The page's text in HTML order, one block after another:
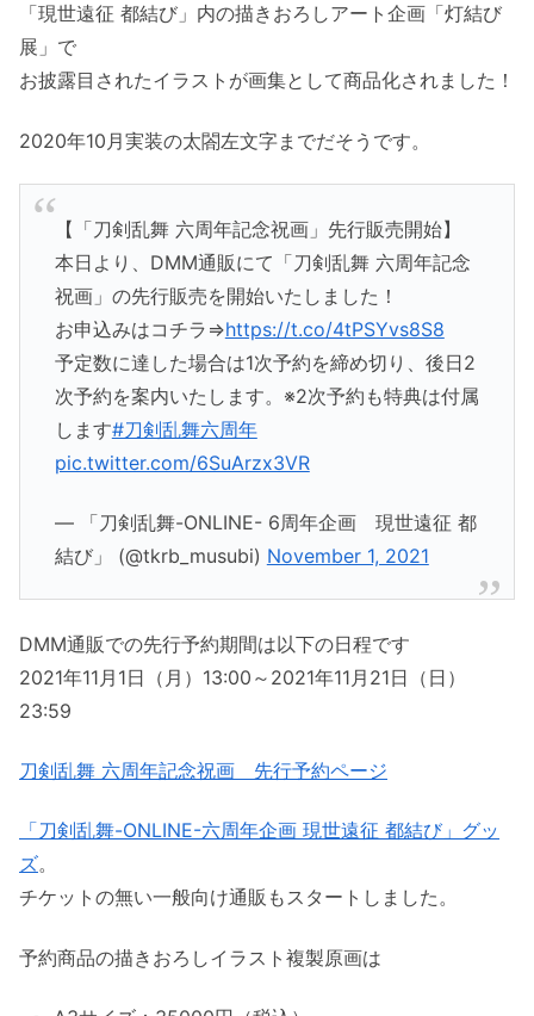
「現世遠征 都結び」内の描きおろしアート企画「灯結び
展」で
お披露目されたイラストが画集として商品化されました！
2020年10月実装の太閤左文字までだそうです。
【「刀剣乱舞 六周年記念祝画」先行販売開始】
本日より、DMM通販にて「刀剣乱舞 六周年記念
祝画」の先行販売を開始いたしました！
お申込みはコチラ⇒https://t.co/4tPSYvs8S8
予定数に達した場合は1次予約を締め切り、後日2
次予約を案内いたします。※2次予約も特典は付属
します#刀剣乱舞六周年
pic.twitter.com/6SuArzx3VR
— 「刀剣乱舞-ONLINE- 6周年企画 現世遠征 都
結び」 (@tkrb_musubi) November 1, 2021
DMM通販での先行予約期間は以下の日程です
2021年11月1日（月）13:00～2021年11月21日（日）
23:59
刀剣乱舞 六周年記念祝画 先行予約ページ
「刀剣乱舞-ONLINE-六周年企画 現世遠征 都結び」グッ
ズ。
チケットの無い一般向け通販もスタートしました。
予約商品の描きおろしイラスト複製原画は